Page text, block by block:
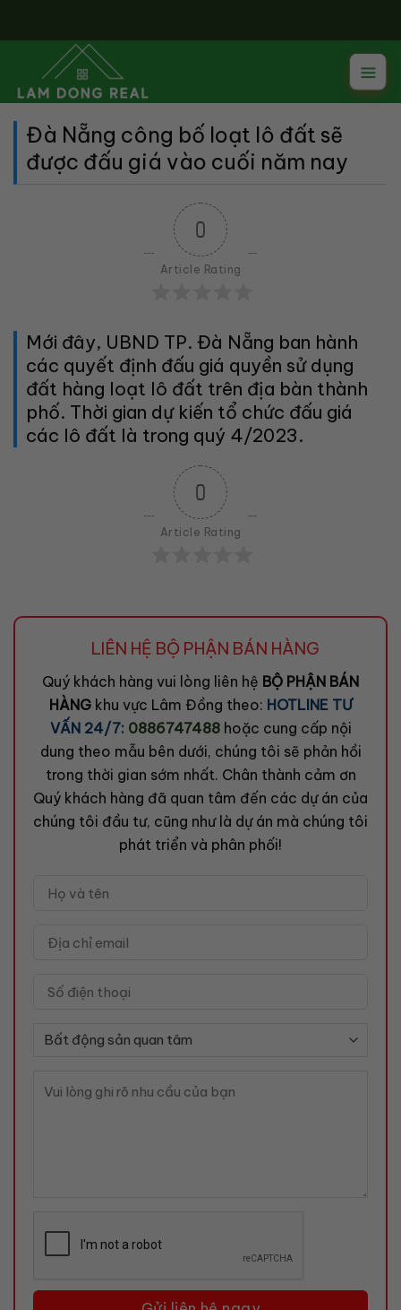
Đà Nẵng công bố loạt lô đất sẽ
được đấu giá vào cuối năm nay
0
Article Rating
Mới đây, UBND TP. Đà Nẵng ban hành
các quyết định đấu giá quyền sử dụng
đất hàng loạt lô đất trên địa bàn thành
phố. Thời gian dự kiến tổ chức đấu giá
các lô đất là trong quý 4/2023.
0
Article Rating
LIÊN HỆ BỘ PHẬN BÁN HÀNG
Quý khách hàng vui lòng liên hệ BỘ PHẬN BÁN
HÀNGkhu vực Lâm Đồng theo: HOTLINE TƯ
VẤN 24/7: 0886747488 hoặc cung cấp nội
dung theo mẫu bên dưới, chúng tôi sẽ phản hồi
trong thời gian sớm nhất. Chân thành cảm ơn
Quý khách hàng đã quan tâm đến các dự án của
chúng tôi đầu tư, cũng như là dự án mà chúng tôi
phát triển và phân phối!